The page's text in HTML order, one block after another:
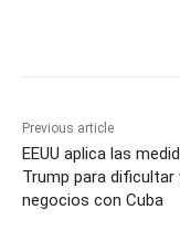
Previous article
EEUU aplica las
Trump para dificultar
negocios con Cuba